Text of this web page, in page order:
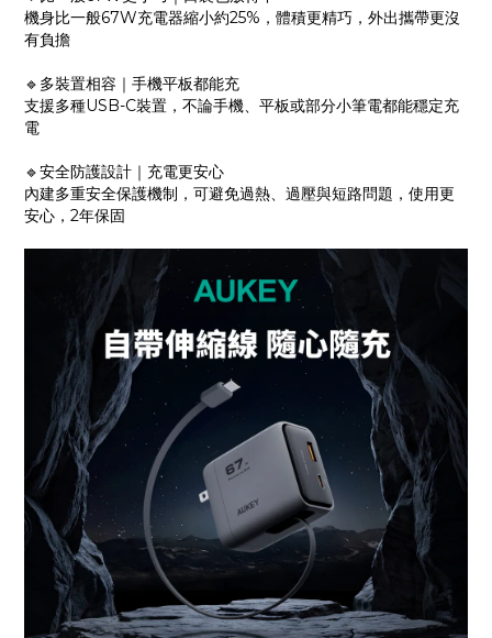
機身比一般67W充電器縮小約25%，體積更精巧，外出攜帶更沒
有負擔
🔹多裝置相容｜手機平板都能充
支援多種USB-C裝置，不論手機、平板或部分小筆電都能穩定充
電
🔹安全防護設計｜充電更安心
內建多重安全保護機制，可避免過熱、過壓與短路問題，使用更
安心，2年保固